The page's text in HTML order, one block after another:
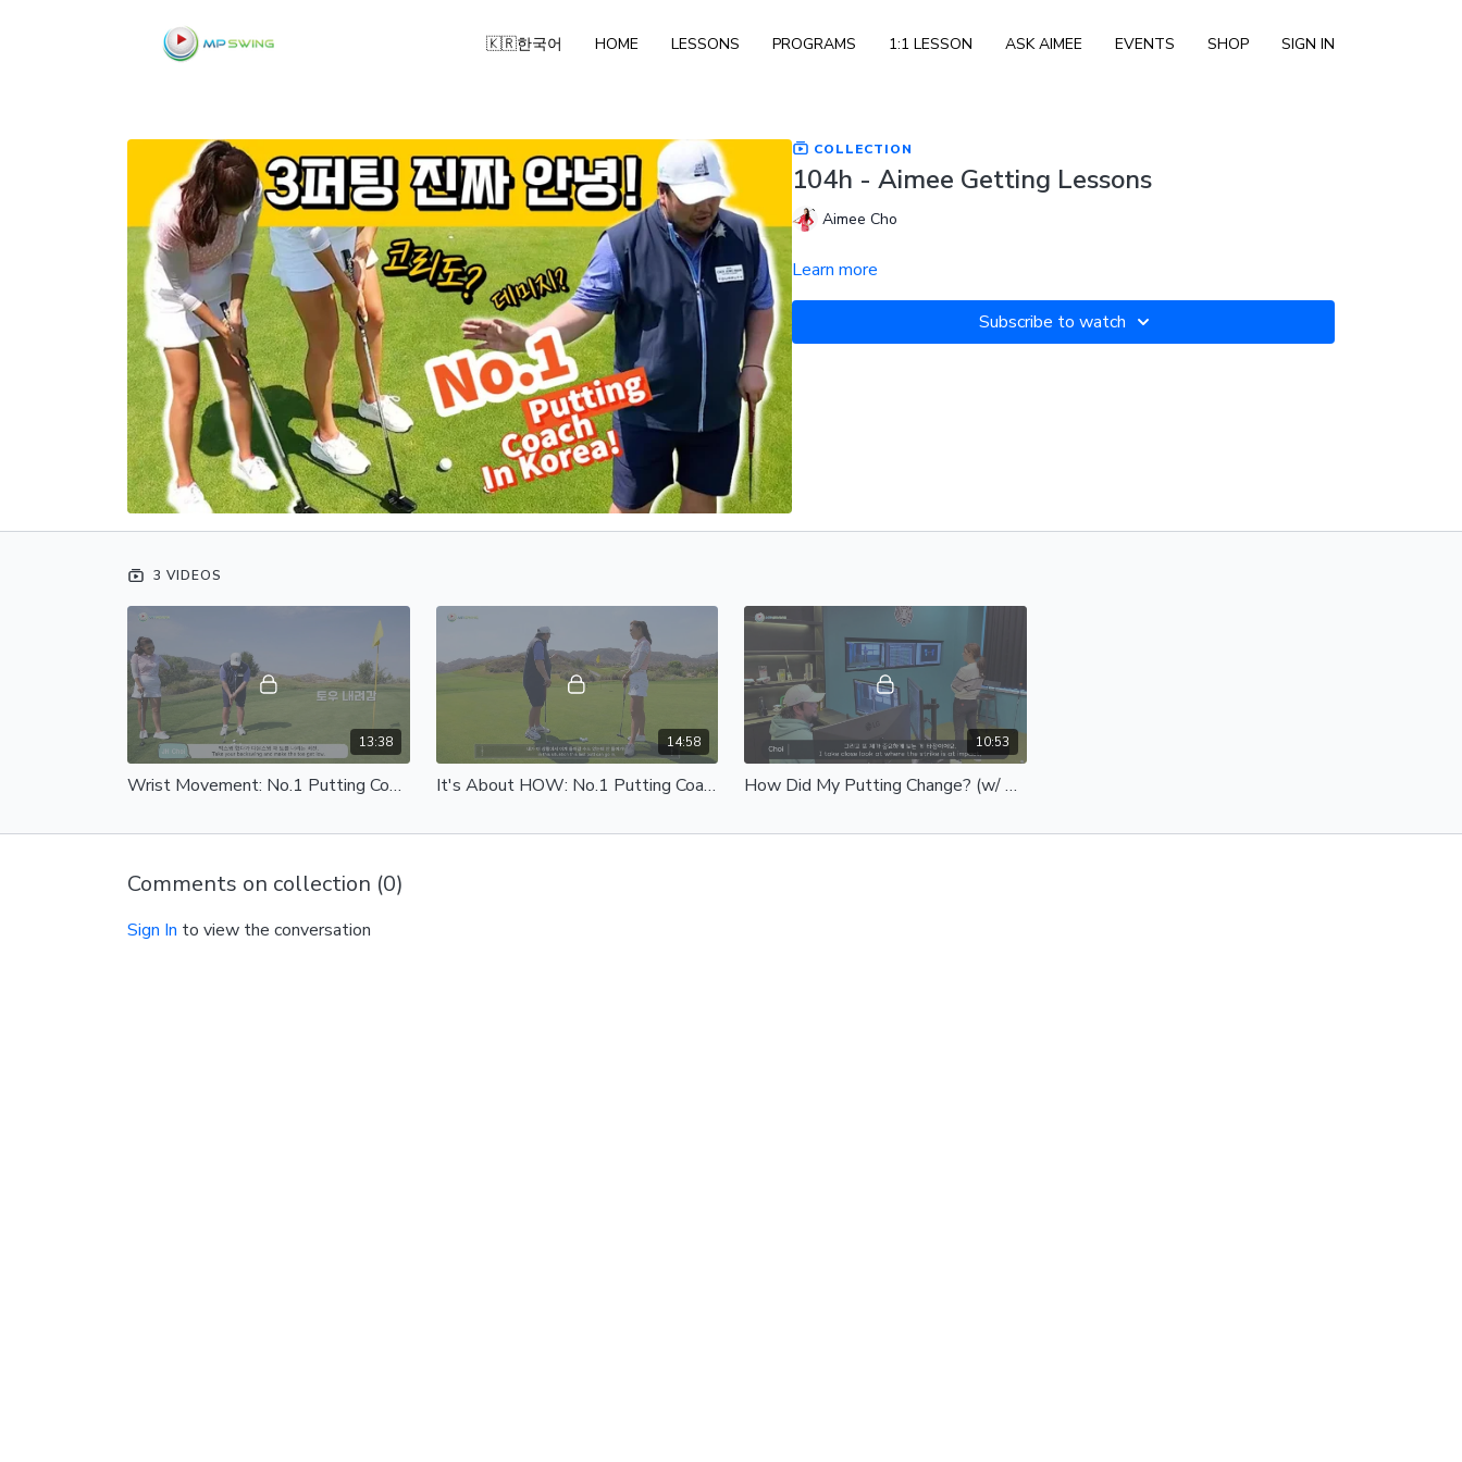
🇰🇷한국어 HOME LESSONS PROGRAMS 1:1 LESSON ASK AIMEE EVENTS SHOP SIGN IN
COLLECTION
104h - Aimee Getting Lessons
Aimee Cho
Learn more
Subscribe to watch
3 VIDEOS
13:38
Wrist Movement: No.1 Putting Coach In Korea! (Part 1) | 손목 사용: 최종환 프로의 3퍼팅 없애는 공식 Part 1
14:58
It's About HOW: No.1 Putting Coach In Korea! (Part 2) | 3퍼팅 없애는 공식: 최종환 프로의 3퍼팅 없애는 공식 Part 2
10:53
How Did My Putting Change? (w/ No.1 Putting Coach In Korea!) | 퍼팅은 이분을 만나기 '전'과 '후'로 나뉩니다 | 최종환 프로의 영업 비밀 대방출
Comments on collection (0)
Sign In to view the conversation